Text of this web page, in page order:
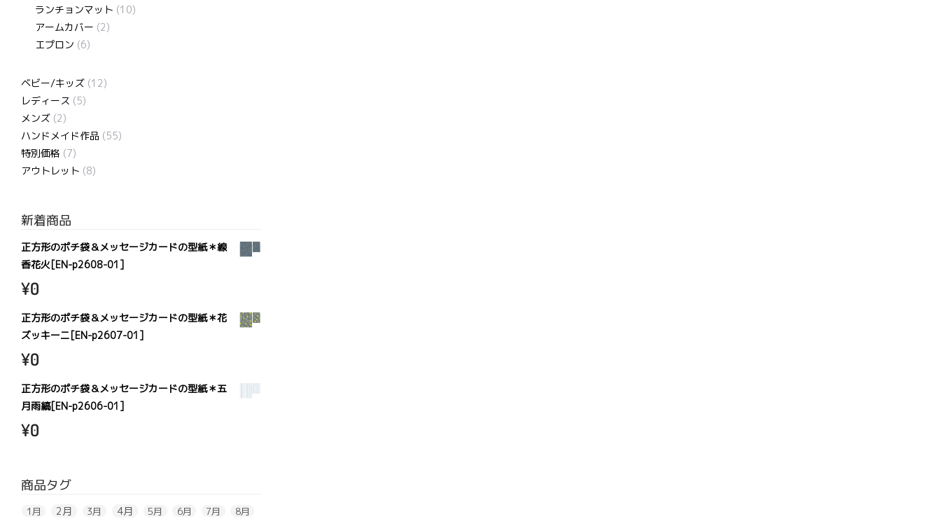
ランチョンマット (10)
アームカバー (2)
エプロン (6)
ベビー/キッズ (12)
レディース (5)
メンズ (2)
ハンドメイド作品 (55)
特別価格 (7)
アウトレット (8)
新着商品
正方形のポチ袋＆メッセージカードの型紙＊線
香花火[EN-p2608-01]
¥0
正方形のポチ袋＆メッセージカードの型紙＊花
ズッキーニ[EN-p2607-01]
¥0
正方形のポチ袋＆メッセージカードの型紙＊五
月雨縞[EN-p2606-01]
¥0
商品タグ
1月 2月 3月 4月 5月 6月 7月
8月